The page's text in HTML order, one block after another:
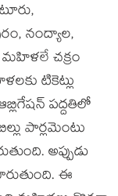
నంద్యాల,
చక్రం
టికెట్లు
పద్దతిలో
పార్లమెంటు
అప్పుడు
ఈ